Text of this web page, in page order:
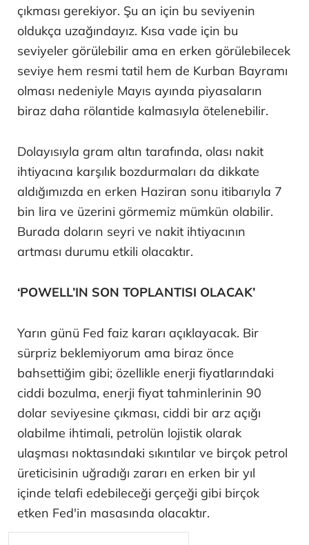
çıkması gerekiyor. Şu an için bu seviyenin
oldukça uzağındayız. Kısa vade için bu
seviyeler görülebilir ama en erken görülebilecek
seviye hem resmi tatil hem de Kurban Bayramı
olması nedeniyle Mayıs ayında piyasaların
biraz daha rölantide kalmasıyla ötelenebilir.
Dolayısıyla gram altın tarafında, olası nakit
ihtiyacına karşılık bozdurmaları da dikkate
aldığımızda en erken Haziran sonu itibarıyla 7
bin lira ve üzerini görmemiz mümkün olabilir.
Burada doların seyri ve nakit ihtiyacının
artması durumu etkili olacaktır.
‘POWELL’IN SON TOPLANTISI OLACAK’
Yarın günü Fed faiz kararı açıklayacak. Bir
sürpriz beklemiyorum ama biraz önce
bahsettiğim gibi; özellikle enerji fiyatlarındaki
ciddi bozulma, enerji fiyat tahminlerinin 90
dolar seviyesine çıkması, ciddi bir arz açığı
olabilme ihtimali, petrolün lojistik olarak
ulaşması noktasındaki sıkıntılar ve birçok petrol
üreticisinin uğradığı zararı en erken bir yıl
içinde telafi edebileceği gerçeği gibi birçok
etken Fed'in masasında olacaktır.